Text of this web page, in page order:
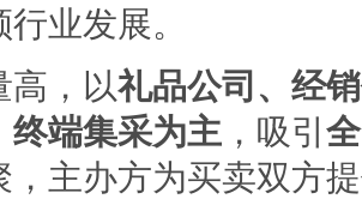
业发展。
高，以礼品公司、经
终端集采为主 ，吸引
，主办方为买卖双方